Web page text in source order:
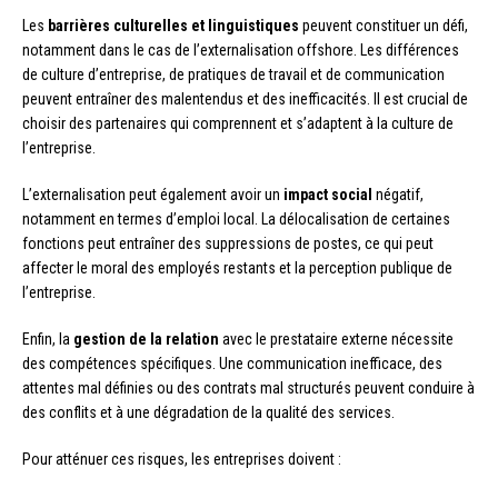
Les barrières culturelles et linguistiques peuvent constituer un défi,
notamment dans le cas de l’externalisation offshore. Les différences
de culture d’entreprise, de pratiques de travail et de communication
peuvent entraîner des malentendus et des inefficacités. Il est crucial de
choisir des partenaires qui comprennent et s’adaptent à la culture de
l’entreprise.
L’externalisation peut également avoir un impact social négatif,
notamment en termes d’emploi local. La délocalisation de certaines
fonctions peut entraîner des suppressions de postes, ce qui peut
affecter le moral des employés restants et la perception publique de
l’entreprise.
Enfin, la gestion de la relation avec le prestataire externe nécessite
des compétences spécifiques. Une communication inefficace, des
attentes mal définies ou des contrats mal structurés peuvent conduire à
des conflits et à une dégradation de la qualité des services.
Pour atténuer ces risques, les entreprises doivent :